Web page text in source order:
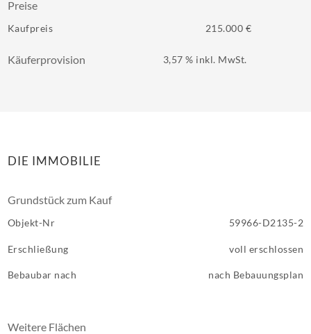
Preise
Kaufpreis 215.000 €
Käuferprovision 3,57 % inkl. MwSt.
DIE IMMOBILIE
Grundstück zum Kauf
Objekt-Nr 59966-D2135-2
Erschließung voll erschlossen
Bebaubar nach nach Bebauungsplan
Weitere Flächen